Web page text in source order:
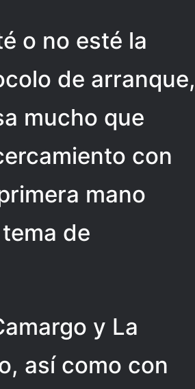
o no esté la
de arranque,
mucho que
con
mano
de
y La
así como con